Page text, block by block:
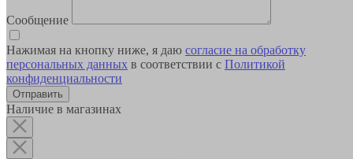
Сообщение
Нажимая на кнопку ниже, я даю согласие на обработку
персональных данных в соответствии с Политикой
конфиденциальности
Наличие в магазинах